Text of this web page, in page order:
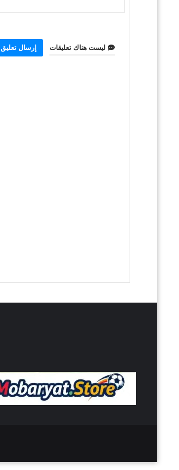
ليست هناك تعليقات إرسال تعليق